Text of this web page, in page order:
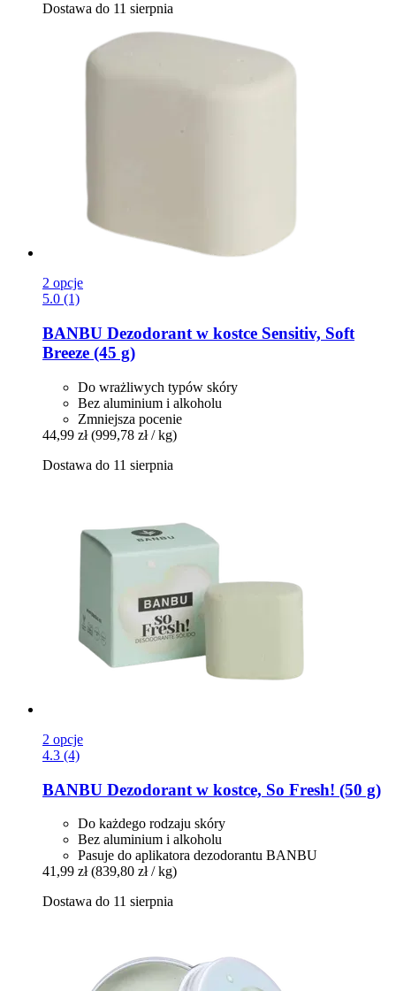
Dostawa do 11 sierpnia
2 opcje
5.0 (1)
BANBU Dezodorant w kostce Sensitiv, Soft
Breeze (45 g)
Do wrażliwych typów skóry
Bez aluminium i alkoholu
Zmniejsza pocenie
44,99 zł (999,78 zł / kg)
Dostawa do 11 sierpnia
2 opcje
4.3 (4)
BANBU Dezodorant w kostce, So Fresh! (50 g)
Do każdego rodzaju skóry
Bez aluminium i alkoholu
Pasuje do aplikatora dezodorantu BANBU
41,99 zł (839,80 zł / kg)
Dostawa do 11 sierpnia